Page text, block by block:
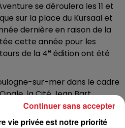
se déroulera les 11 et
sur la place du Kursaal et
dernière en raison de la
cette année pour les
de la 4e édition ont été
sur-mer dans le cadre
la Cité Jean Bart
septembre. Le pass sanitaire
spectateurs de plus de 18
vie privée est notre priorité
Continuer sans accepter